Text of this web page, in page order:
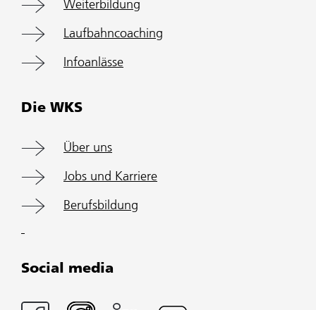
Weiterbildung
Laufbahncoaching
Infoanlässe
Die WKS
Über uns
Jobs und Karriere
Berufsbildung
Social media